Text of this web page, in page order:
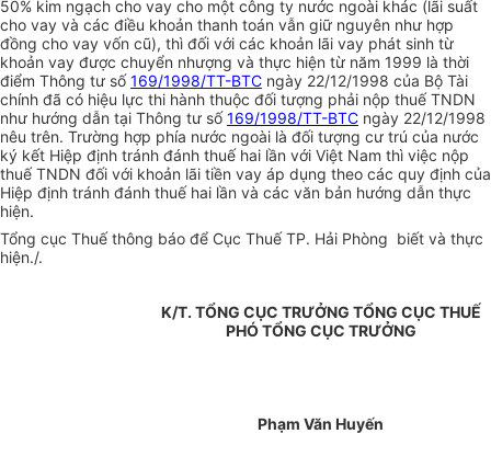
50% kim ngạch cho vay cho một công ty nước ngoài khác (lãi suất
cho vay và các điều khoản thanh toán vẫn giữ nguyên như hợp
đồng cho vay vốn cũ), thì đối với các khoản lãi vay phát sinh từ
khoản vay được chuyển nhượng và thực hiện từ năm 1999 là thời
điểm Thông tư số169/1998/TT-BTC ngày 22/12/1998 của Bộ Tài
chính đã có hiệu lực thi hành thuộc đối tượng phải nộp thuế TNDN
như hướng dẫn tại Thông tư số169/1998/TT-BTC ngày 22/12/1998
nêu trên. Trường hợp phía nước ngoài là đối tượng cư trú của nước
ký kết Hiệp định tránh đánh thuế hai lần với Việt Nam thì việc nộp
thuế TNDN đối với khoản lãi tiền vay áp dụng theo các quy định của
Hiệp định tránh đánh thuế hai lần và các văn bản hướng dẫn thực
hiện.
Tổng cục Thuế thông báo để Cục Thuế TP. Hải Phòng biết và thực
hiện./.
K/T. TỔNG CỤC TRƯỞNG TỔNG CỤC THUẾ
PHÓ TỔNG CỤC TRƯỞNG
Phạm Văn Huyến